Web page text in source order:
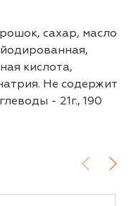
сахар, масло
кислота,
Не содержит
- 21г., 190